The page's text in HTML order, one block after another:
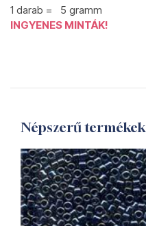
1 darab = 5 gramm
INGYENES MINTÁK!
Népszerű termékek